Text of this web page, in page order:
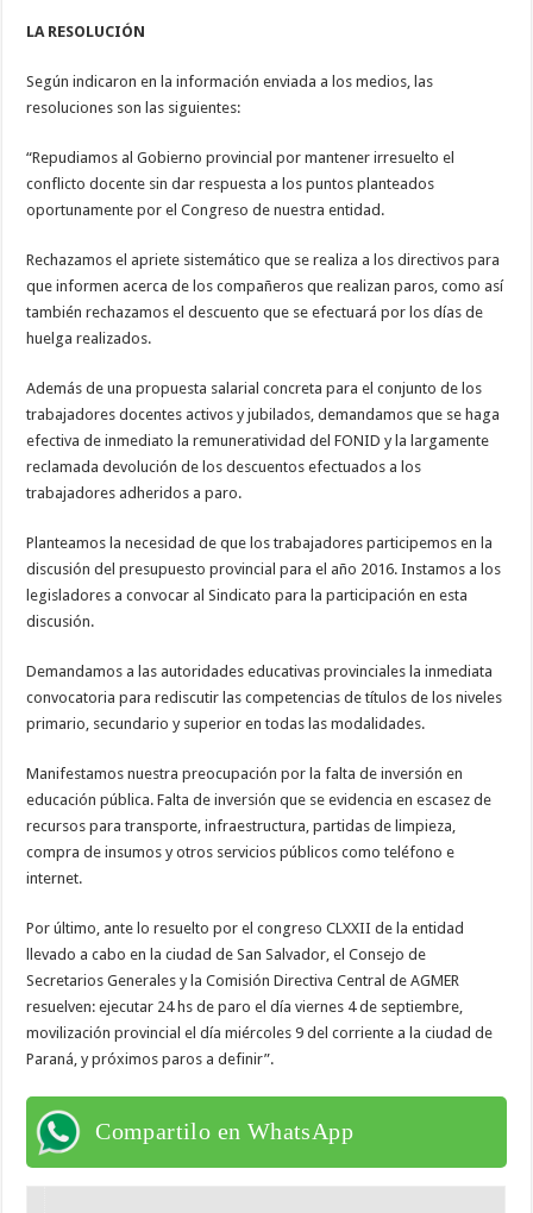
LA RESOLUCIÓN
Según indicaron en la información enviada a los medios, las
resoluciones son las siguientes:
“Repudiamos al Gobierno provincial por mantener irresuelto el
conflicto docente sin dar respuesta a los puntos planteados
oportunamente por el Congreso de nuestra entidad.
Rechazamos el apriete sistemático que se realiza a los directivos para
que informen acerca de los compañeros que realizan paros, como así
también rechazamos el descuento que se efectuará por los días de
huelga realizados.
Además de una propuesta salarial concreta para el conjunto de los
trabajadores docentes activos y jubilados, demandamos que se haga
efectiva de inmediato la remuneratividad del FONID y la largamente
reclamada devolución de los descuentos efectuados a los
trabajadores adheridos a paro.
Planteamos la necesidad de que los trabajadores participemos en la
discusión del presupuesto provincial para el año 2016. Instamos a los
legisladores a convocar al Sindicato para la participación en esta
discusión.
Demandamos a las autoridades educativas provinciales la inmediata
convocatoria para rediscutir las competencias de títulos de los niveles
primario, secundario y superior en todas las modalidades.
Manifestamos nuestra preocupación por la falta de inversión en
educación pública. Falta de inversión que se evidencia en escasez de
recursos para transporte, infraestructura, partidas de limpieza,
compra de insumos y otros servicios públicos como teléfono e
internet.
Por último, ante lo resuelto por el congreso CLXXII de la entidad
llevado a cabo en la ciudad de San Salvador, el Consejo de
Secretarios Generales y la Comisión Directiva Central de AGMER
resuelven: ejecutar 24 hs de paro el día viernes 4 de septiembre,
movilización provincial el día miércoles 9 del corriente a la ciudad de
Paraná, y próximos paros a definir”.
Compartilo en WhatsApp